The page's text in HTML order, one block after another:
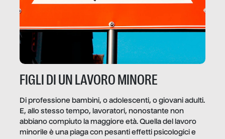
FIGLI DI UN LAVORO MINORE
Di professione bambini, o adolescenti, o giovani adulti.
E, allo stesso tempo, lavoratori, nonostante non
abbiano compiuto la maggiore età. Quella del lavoro
minorile è una piaga con pesanti effetti psicologici e